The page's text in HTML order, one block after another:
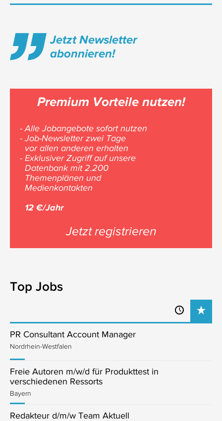
Jetzt Newsletter
abonnieren!
Premium Vorteile nutzen!
- Alle Jobangebote sofort nutzen
- Job-Newsletter zwei Tage
vor allen anderen erhalten
- Exklusiver Zugriff auf unsere
Datenbank mit 2.200
Themenplänen und
Medienkontakten
12 €/Jahr
Jetzt registrieren
Top Jobs
PR Consultant Account Manager
Nordrhein-Westfalen
Freie Autoren m/w/d für Produkttest in
verschiedenen Ressorts
Bayern
Redakteur d/m/w Team Aktuell